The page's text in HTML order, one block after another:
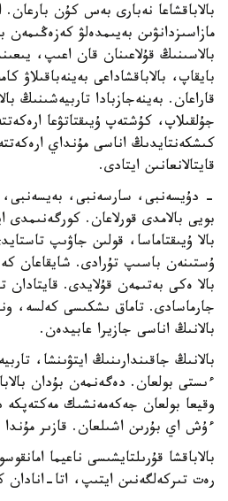
بالاباقشاعا نەبارى بەس كۇن بارعان.
مازاسىزدانۋىن بەيىمدەلۋ كەزەڭىمەن
بالاسىنىڭ قۇلاعىنان قان اعىپ،
بايقاپ، بالاباقشاداعى بەينەباقىلاۋ
قاراعان. بەينەجازبادا تاربيەشىنىڭ
جۇلقىلاپ، كۇشتەپ ۇيىقتاتۋعا
كىشكەنتايدىڭ اناسى مۇنداي
قايتالانعانىن ايتادى.
- دۇيسەنبى، سارسەنبى،
بويى بالامدى قورلاعان. كورگەنىمدى
بالا ۇيىقتاماسا، قولىن جاۋىپ
ۇستىنەن باسىپ تۇرادى. شايقاعان
بالا ەكى بەتىمەن قۇلايدى. قايتادان
جارماسادى. تاماق ىشكىسى كەلسە،
بالانىڭ اناسى جازيرا عابيدەن.
بالانىڭ جاقىندارىنىڭ ايتۋىنشا،
ءىستى بولعان. دەگەنمەن بۇدان
وقيعا بولعان جەكەمەنشىك مەكتەپكە
ءۇش اي بۇرىن اشىلعان. قازىر مۇندا 24 بالا تاربيەلەنەدى.
بالاباقشا قۇرىلتايشىسى ناعيما
رەت تىركەلگەنىن ايتىپ، اتا-